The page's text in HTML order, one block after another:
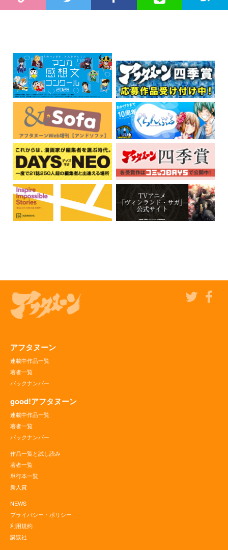
アフタヌーン
連載中作品一覧
著者一覧
バックナンバー
good!アフタヌーン
連載中作品一覧
著者一覧
バックナンバー
作品一覧と試し読み
著者一覧
単行本一覧
新人賞
NEWS
プライバシー・ポリシー
利用規約
講談社